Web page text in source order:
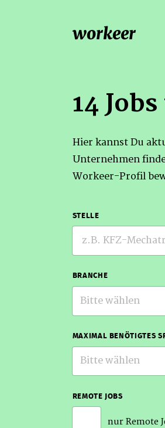
workeer
14
Hier kannst Du
Unternehmen
Workeer-Profil
STELLE
BRANCHE
Bitte wählen
MAXIMAL BENÖTIGTES
Bitte wählen
REMOTE JOBS
nur Remote